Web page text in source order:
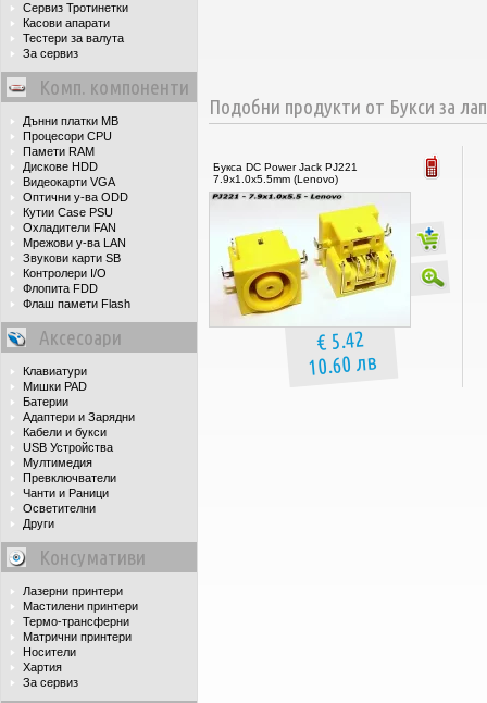
Сервиз Тротинетки
Касови апарати
Тестери за валута
За сервиз
Комп. компоненти
Дънни платки MB
Процесори CPU
Памети RAM
Дискове HDD
Видеокарти VGA
Оптични у-ва ODD
Кутии Case PSU
Охладители FAN
Мрежови у-ва LAN
Звукови карти SB
Контролери I/O
Флопита FDD
Флаш памети Flash
Аксесоари
Клавиатури
Мишки PAD
Батерии
Адаптери и Зарядни
Кабели и букси
USB Устройства
Мултимедия
Превключватели
Чанти и Раници
Осветителни
Други
Консумативи
Лазерни принтери
Мастилени принтери
Термо-трансферни
Матрични принтери
Носители
Хартия
За сервиз
Подобни продукти от Букси за
Букса DC Power Jack PJ221
7.9x1.0x5.5mm (Lenovo)
€ 5.42
10.60 лв